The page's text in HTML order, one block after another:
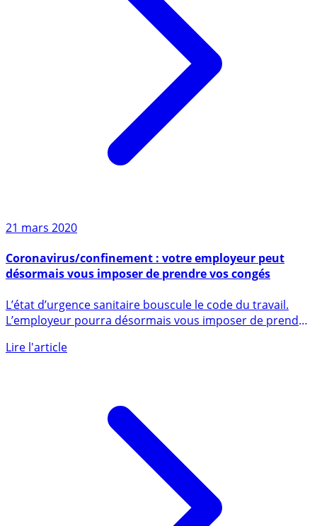
21 mars 2020
désormais vous imposer de prendre vos congés
L’employeur pourra désormais vous imposer de prendre